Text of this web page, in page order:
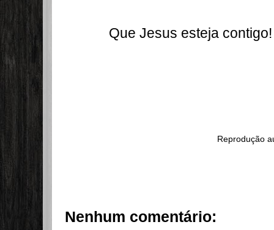
Que Jesus esteja contigo!
Reprodução
Nenhum comentário: